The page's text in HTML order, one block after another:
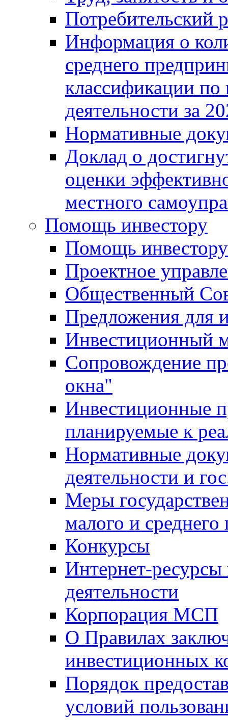
Потребительский
Информация о
среднего
классификации
деятельности за
Нормативные
Доклад о
оценки
местного
Помощь инвестору
Помощь инвестору
Проектное
Общественный
Предложения для
Инвестиционный
Сопровождение
окна"
Инвестиционные
планируемые к
Нормативные
деятельности и
Меры
малого и среднего
Конкурсы
Интернет-
деятельности
Корпорация МСП
О Правилах
инвестиционных
Порядок
условий